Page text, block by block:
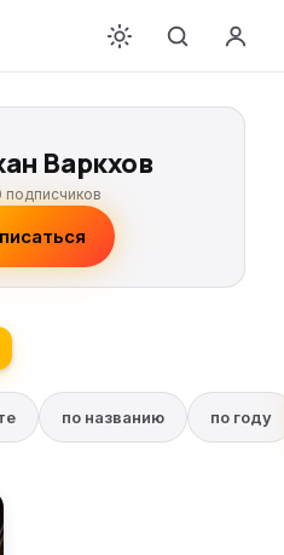
Варкхов
подписчиков
по названию по году